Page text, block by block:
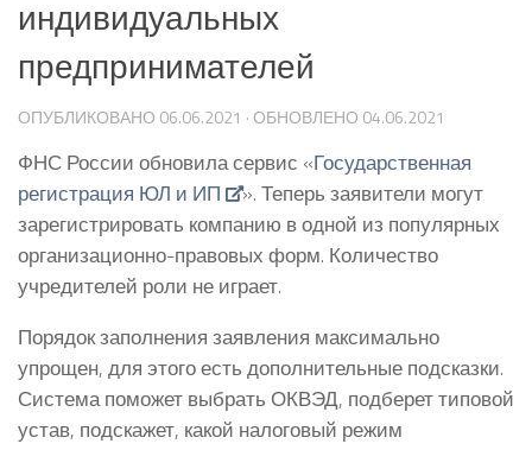
индивидуальных
предпринимателей
ОПУБЛИКОВАНО 06.06.2021 · ОБНОВЛЕНО 04.06.2021
ФНС России обновила сервис «Государственная
регистрация ЮЛ и ИП
». Теперь заявители могут
зарегистрировать компанию в одной из популярных
организационно-правовых форм. Количество
учредителей роли не играет.
Порядок заполнения заявления максимально
упрощен, для этого есть дополнительные подсказки.
Система поможет выбрать ОКВЭД, подберет типовой
устав, подскажет, какой налоговый режим